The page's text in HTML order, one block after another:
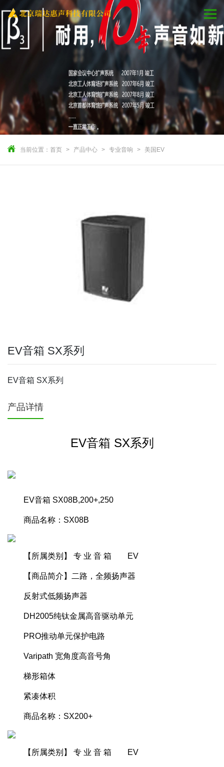
当前位置： 首页 产品中心 专业音响 美国EV
EV音箱 SX系列
EV音箱 SX系列
产品详情
EV音箱 SX系列
EV音箱 SX08B,200+,250
商品名称：SX08B
【所属类别】 专 业 音 箱 EV
【商品简介】二路，全频扬声器
反射式低频扬声器
DH2005纯钛金属高音驱动单元
PRO推动单元保护电路
Varipath 宽角度高音号角
梯形箱体
紧凑体积
商品名称：SX200+
【所属类别】 专 业 音 箱 EV